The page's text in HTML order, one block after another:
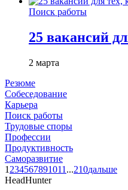
Поиск работы
25 вакансий
2 марта
Резюме
Собеседование
Карьера
Поиск работы
Трудовые споры
Профессии
Продуктивность
Саморазвитие
1 234567891011 ...210дальше
HeadHunter